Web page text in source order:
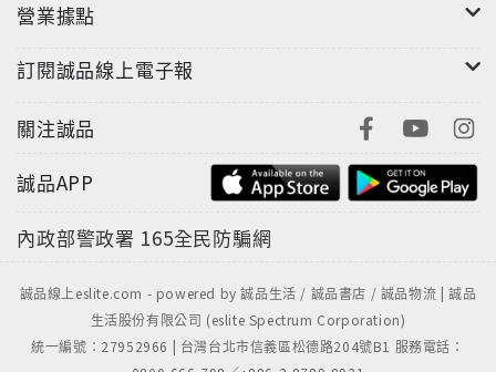
營業據點
訂閱誠品線上電子報
關注誠品
誠品APP
內政部警政署 165全民防騙網
誠品線上eslite.com - powered by 誠品生活 / 誠品書店 / 誠品物流 | 誠品
生活股份有限公司 (eslite Spectrum Corporation)
統一編號：27952966 | 台灣台北市信義區松德路204號B1 服務電話：